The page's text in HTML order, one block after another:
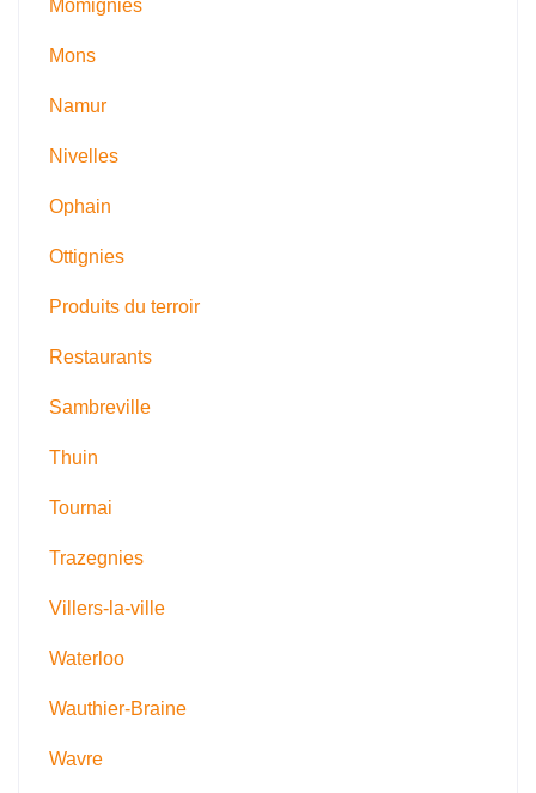
Momignies
Mons
Namur
Nivelles
Ophain
Ottignies
Produits du terroir
Restaurants
Sambreville
Thuin
Tournai
Trazegnies
Villers-la-ville
Waterloo
Wauthier-Braine
Wavre